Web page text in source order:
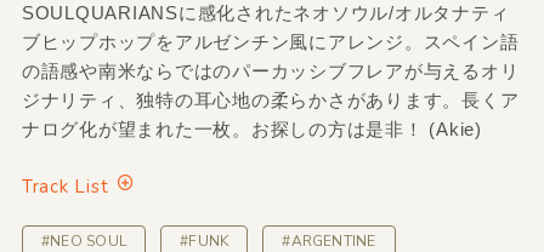
SOULQUARIANSに感化されたネオソウル/オルタナティ
ブヒップホップをアルゼンチン風にアレンジ。スペイン語
の語感や南米ならではのパーカッシブフレアが与えるオリ
ジナリティ、独特の耳心地の柔らかさがあります。長くア
ナログ化が望まれた一枚。お探しの方は是非！ (Akie)
Track List
#NEO SOUL #FUNK #ARGENTINE